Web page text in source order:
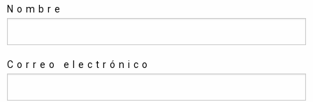
Nombre
Correo electrónico